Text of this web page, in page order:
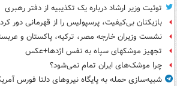
توئیت وزیر ارشاد درباره یک تکذیبیه از دفتر رهبری
بازیکنان بی‌کیفیت، پرسپولیس را از قهرمانی دور
نشست وزیران خارجه مصر، ترکیه، پاکستان و
تجهیز موشکهای سپاه به نفس اژدها+عکس
چرا موشک‌های ایران تمام نمی‌شود؟
شبیه‌سازی حمله به پایگاه نیروهای دلتا فورس